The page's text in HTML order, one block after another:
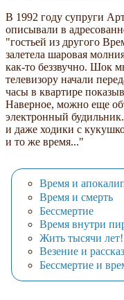
В 1992 году супруги
описывали в
"гостьей из другого
залетела шаровая
как-то беззвучно. Шок
телевизору начали
часы в квартире
Наверное, можно еще
электронный
и даже ходики с
и то же время..."
Время и
Время и смерть
Бессмертие
Время внутри
Жить тысячи лет!
Везение и
Бессмертие и